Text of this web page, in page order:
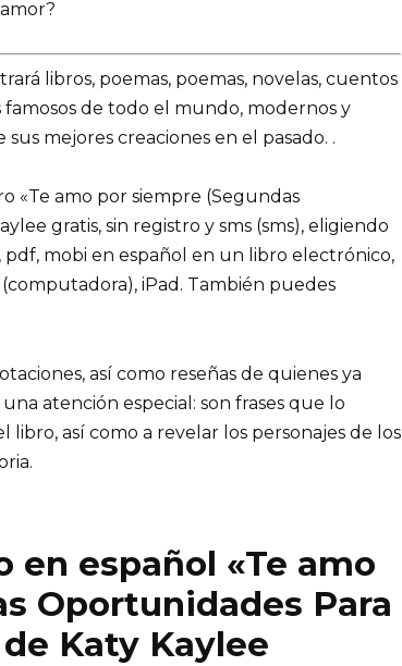
libros, poemas, poemas, novelas, cuentos
de todo el mundo, modernos y
mejores creaciones en el pasado. .
«Te amo por siempre (Segundas
gratis, sin registro y sms (sms), eligiendo
mobi en español en un libro electrónico,
iPad. También puedes
así como reseñas de quienes ya
atención especial: son frases que lo
así como a revelar los personajes de los
en español «Te amo
Oportunidades Para
Katy Kaylee